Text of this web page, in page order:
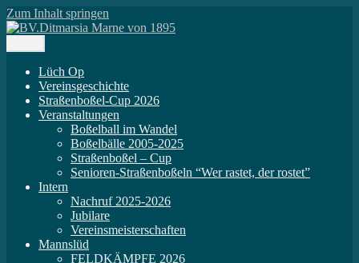
Zum Inhalt springen
BV.Ditmarsia Marne von 1895
BV.Ditmarsia Marne von 1895
Lüch Op
Vereinsgeschichte
Straßenboßel-Cup 2026
Veranstaltungen
Boßelball im Wandel
Boßelbälle 2005-2025
Straßenboßel – Cup
Senioren-Straßenboßeln “Wer rastet, der rostet”
Intern
Nachruf 2025-2026
Jubilare
Vereinsmeisterschaften
Mannslüd
FELDKÄMPFE 2026